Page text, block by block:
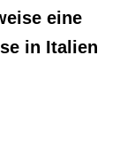
eine
in Italien